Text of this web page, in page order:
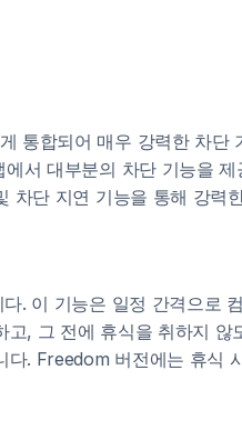
통합되어 매우 강력한 차
서 대부분의 차단 기능을
단 지연 기능을 통해 강력
. 이 기능은 일정 간격으로
, 그 전에 휴식을 취하지
. Freedom 버전에는 휴식